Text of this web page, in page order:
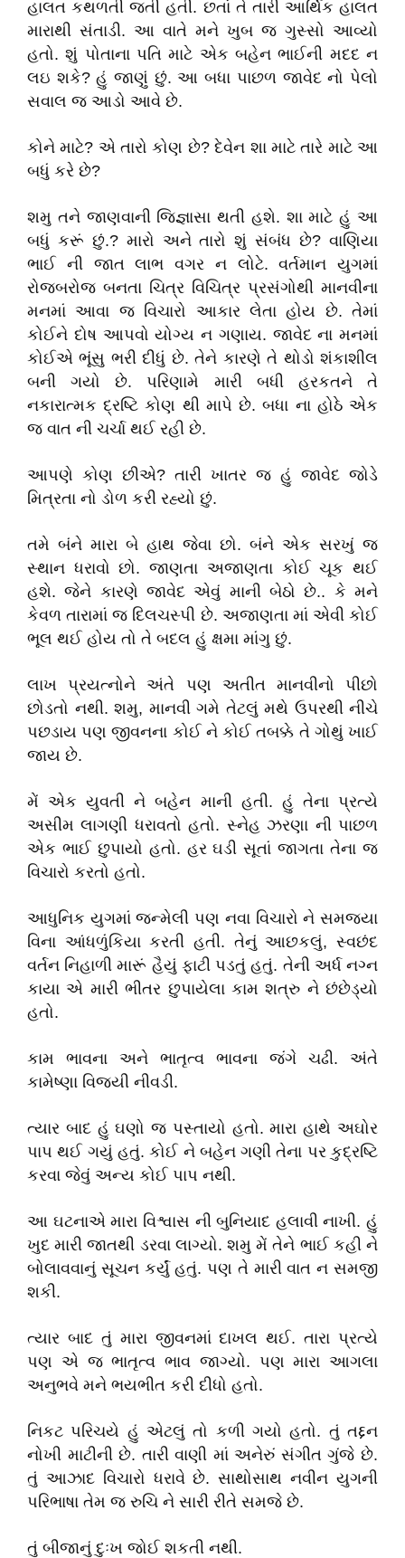
હાલત કથળતી જતી હતી. છતાં તે તારી આર્થિક હાલત
મારાથી સંતાડી. આ વાતે મને ખુબ જ ગુસ્સો આવ્યો
હતો. શું પોતાના પતિ માટે એક બહેન ભાઈની મદદ ન
લઇ શકે? હું જાણું છું. આ બધા પાછળ જાવેદ નો પેલો
સવાલ જ આડો આવે છે.
કોને માટે? એ તારો કોણ છે? દેવેન શા માટે તારે માટે આ
બધું કરે છે?
શમુ તને જાણવાની જિજ્ઞાસા થતી હશે. શા માટે હું આ
બધું કરૂં છું.? મારો અને તારો શું સંબંધ છે? વાણિયા
ભાઈ ની જાત લાભ વગર ન લોટે. વર્તમાન યુગમાં
રોજબરોજ બનતા ચિત્ર વિચિત્ર પ્રસંગોથી માનવીના
મનમાં આવા જ વિચારો આકાર લેતા હોય છે. તેમાં
કોઈને દોષ આપવો યોગ્ય ન ગણાય. જાવેદ ના મનમાં
કોઈએ ભૂંસુ ભરી દીધું છે. તેને કારણે તે થોડો શંકાશીલ
બની ગયો છે. પરિણામે મારી બધી હરકતને તે
નકારાત્મક દ્રષ્ટિ કોણ થી માપે છે. બધા ના હોઠે એક
જ વાત ની ચર્ચા થઈ રહી છે.
આપણે કોણ છીએ? તારી ખાતર જ હું જાવેદ જોડે
મિત્રતા નો ડોળ કરી રહ્યો છું.
તમે બંને મારા બે હાથ જેવા છો. બંને એક સરખું જ
સ્થાન ધરાવો છો. જાણતા અજાણતા કોઈ ચૂક થઈ
હશે. જેને કારણે જાવેદ એવું માની બેઠો છે.. કે મને
કેવળ તારામાં જ દિલચસ્પી છે. અજાણતા માં એવી કોઈ
ભૂલ થઈ હોય તો તે બદલ હું ક્ષમા માંગુ છું.
લાખ પ્રયત્નોને અંતે પણ અતીત માનવીનો પીછો
છોડતો નથી. શમુ, માનવી ગમે તેટલું મથે ઉપરથી નીચે
પછડાય પણ જીવનના કોઈ ને કોઈ તબક્કે તે ગોથું ખાઈ
જાય છે.
મેં એક યુવતી ને બહેન માની હતી. હું તેના પ્રત્યે
અસીમ લાગણી ધરાવતો હતો. સ્નેહ ઝરણા ની પાછળ
એક ભાઈ છુપાયો હતો. હર ઘડી સૂતાં જાગતા તેના જ
વિચારો કરતો હતો.
આધુનિક યુગમાં જન્મેલી પણ નવા વિચારો ને સમજ્યા
વિના આંધળુંકિયા કરતી હતી. તેનું આછકલું, સ્વછંદ
વર્તન નિહાળી મારૂં હૈયું ફાટી પડતું હતું. તેની અર્ધ નગ્ન
કાયા એ મારી ભીતર છુપાયેલા કામ શત્રુ ને છંછેડ્યો
હતો.
કામ ભાવના અને ભાતૃત્વ ભાવના જંગે ચઢી. અંતે
કામેષ્ણા વિજયી નીવડી.
ત્યાર બાદ હું ઘણો જ પસ્તાયો હતો. મારા હાથે અઘોર
પાપ થઈ ગયું હતું. કોઈ ને બહેન ગણી તેના પર કુદ્રષ્ટિ
કરવા જેવું અન્ય કોઈ પાપ નથી.
આ ઘટનાએ મારા વિશ્વાસ ની બુનિયાદ હલાવી નાખી. હું
ખુદ મારી જાતથી ડરવા લાગ્યો. શમુ મેં તેને ભાઈ કહી ને
બોલાવવાનું સૂચન કર્યું હતું. પણ તે મારી વાત ન સમજી
શકી.
ત્યાર બાદ તું મારા જીવનમાં દાખલ થઈ. તારા પ્રત્યે
પણ એ જ ભાતૃત્વ ભાવ જાગ્યો. પણ મારા આગલા
અનુભવે મને ભયભીત કરી દીધો હતો.
નિકટ પરિચયે હું એટલું તો કળી ગયો હતો. તું તદ્દન
નોખી માટીની છે. તારી વાણી માં અનેરું સંગીત ગુંજે છે.
તું આઝાદ વિચારો ધરાવે છે. સાથોસાથ નવીન યુગની
પરિભાષા તેમ જ રુચિ ને સારી રીતે સમજે છે.
તું બીજાનું દુઃખ જોઈ શકતી નથી.